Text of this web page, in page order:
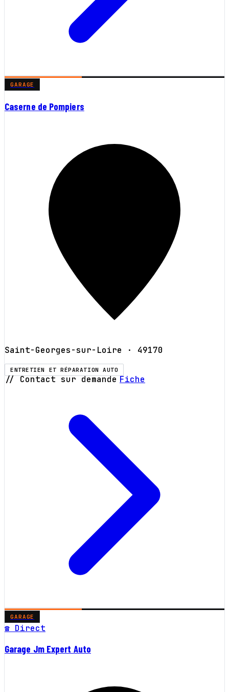
GARAGE
Caserne de Pompiers
Saint-Georges-sur-Loire · 49170
ENTRETIEN ET RÉPARATION AUTO
// Contact sur demande Fiche
GARAGE
☎ Direct
Garage Jm Expert Auto